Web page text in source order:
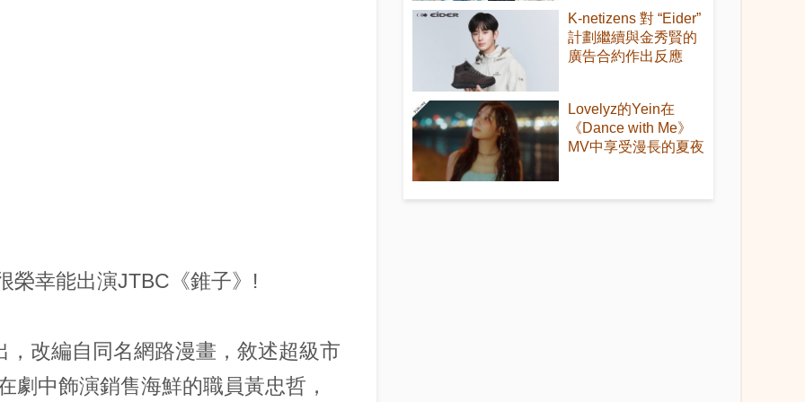
榮幸能出演JTBC《錐子》!
改編自同名網路漫畫，敘述超級市
劇中飾演銷售海鮮的職員黃忠哲，
K-netizens 對 “Eider”
計劃繼續與金秀賢的
廣告合約作出反應
Lovelyz的Yein在
《Dance with Me》
MV中享受漫長的夏夜